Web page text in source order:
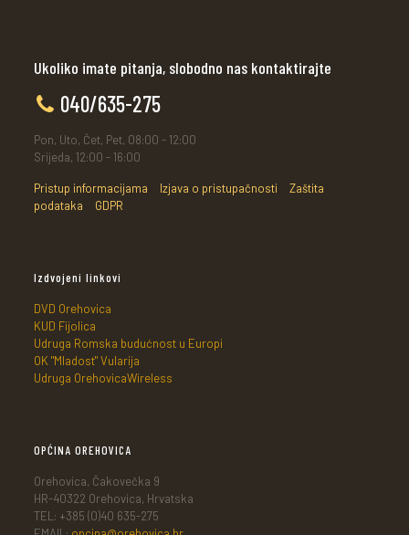
Ukoliko imate pitanja, slobodno nas kontaktirajte
040/635-275
Pon, Uto, Čet, Pet, 08:00 - 12:00
Srijeda, 12:00 - 16:00
Pristup informacijama Izjava o pristupačnosti
Zaštita
podataka
GDPR
Izdvojeni linkovi
DVD Orehovica
KUD Fijolica
Udruga Romska budućnost u Europi
OK "Mladost" Vularija
Udruga OrehovicaWireless
OPĆINA OREHOVICA
Orehovica, Čakovečka 9
HR-40322 Orehovica, Hrvatska
TEL: +385 (0)40 635-275